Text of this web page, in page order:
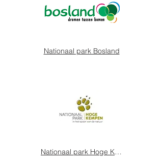
Nationaal park Bosland
Nationaal park Hoge Kempen